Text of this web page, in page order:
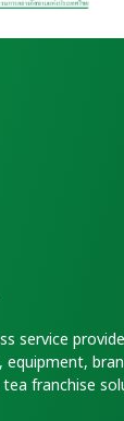
service
equipment,
franchise